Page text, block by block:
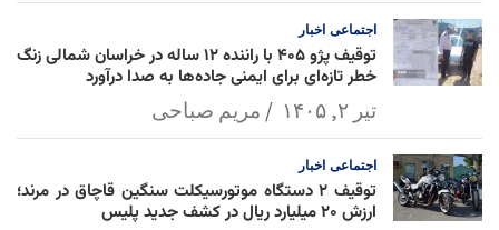
اجتماعی اخبار
توقیف پژو ۴۰۵ با راننده ۱۲ ساله در خراسان شمالی زنگ
خطر تازه‌ای برای ایمنی جاده‌ها به صدا درآورد
تیر ۲, ۱۴۰۵ مریم صباحی
اجتماعی اخبار
توقیف ۲ دستگاه موتورسیکلت سنگین قاچاق در مرند؛
ارزش ۲۰ میلیارد ریال در کشف جدید پلیس